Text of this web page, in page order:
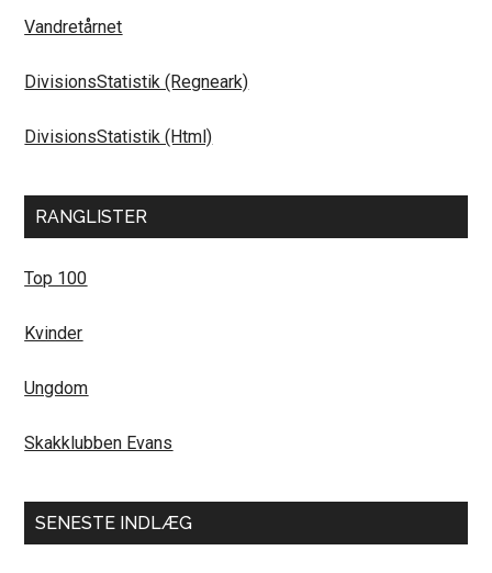
Vandretårnet
DivisionsStatistik (Regneark)
DivisionsStatistik (Html)
RANGLISTER
Top 100
Kvinder
Ungdom
Skakklubben Evans
SENESTE INDLÆG